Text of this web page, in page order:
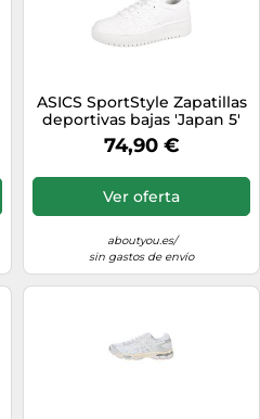
ASICS SportStyle Zapatillas
deportivas bajas 'Japan 5'
blanco 39 blanco
74,90 €
Ver oferta
aboutyou.es/
sin gastos de envío